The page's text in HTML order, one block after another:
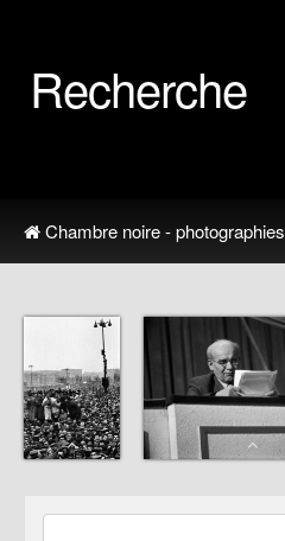
Recherche
Chambre noire - photographies